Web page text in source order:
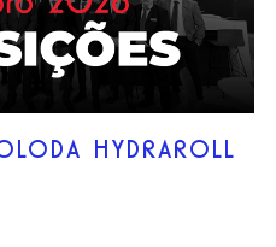
HYDRAROLL